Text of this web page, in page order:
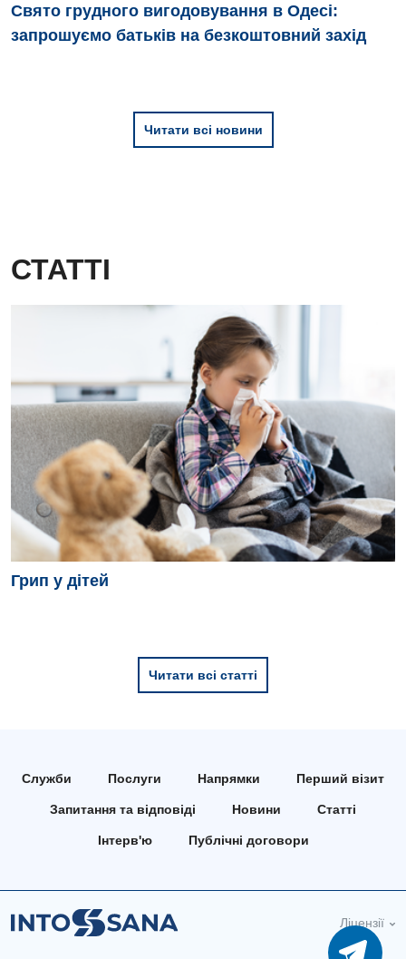
Свято грудного вигодовування в Одесі:
запрошуємо батьків на безкоштовний захід
Читати всі новини
СТАТТІ
Грип у дітей
Читати всі статті
Служби Послуги Напрямки Перший візит
Запитання та відповіді Новини Статті
Інтерв'ю Публічні договори
Ліцензії